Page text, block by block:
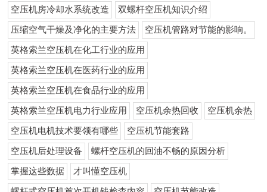
空压机房冷却水系统改造 双螺杆空压机知识介绍
压缩空气干燥及净化的主要方法 空压机管路对节能的影响。
英格索兰空压机在化工行业的应用
英格索兰空压机在医药行业的应用
英格索兰空压机在食品行业的应用
英格索兰空压机电力行业应用 空压机余热回收 空压机余热
空压机电机技术要领有哪些 空压机节能套路
空压机后处理设备 螺杆空压机的回油不畅的原因分析
掌握这些数据 才叫懂空压机